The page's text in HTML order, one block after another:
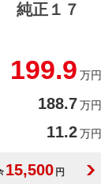
純正１７
199.9 万円
188.7万円
11.2万円
15,500 円